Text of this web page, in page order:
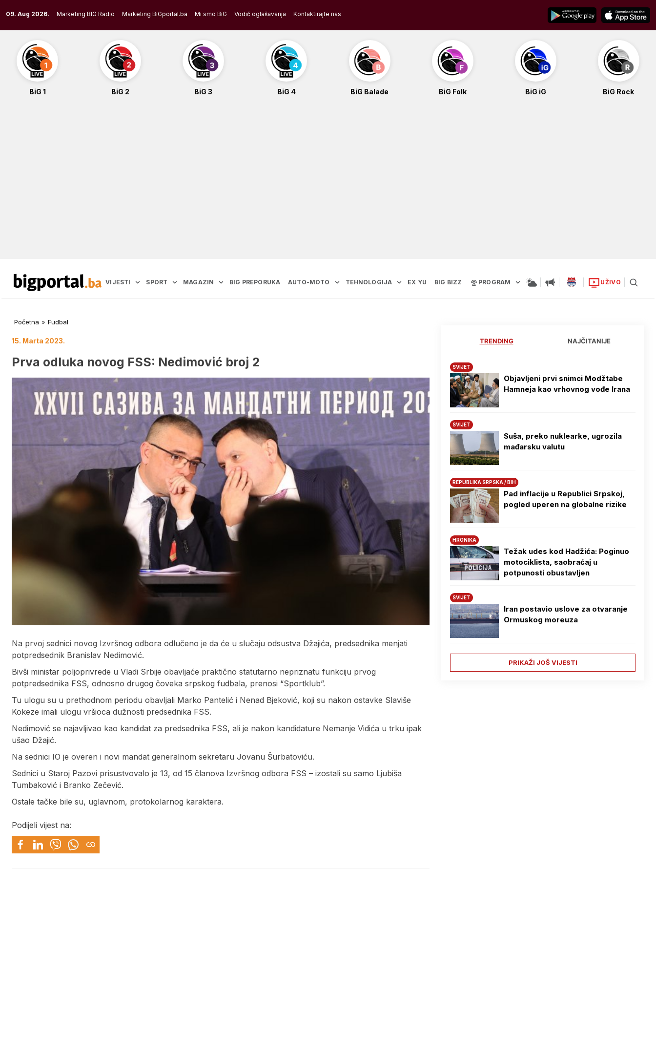
to
content
09. Aug 2026. Marketing BIG Radio Marketing BiGportal.ba Mi smo BiG Vodič oglašavanja Kontaktirajte nas
BiG 1 BiG 2 BiG 3 BiG 4 BiG Balade BiG Folk BiG iG BiG Rock
VIJESTI SPORT MAGAZIN BIG PREPORUKA AUTO-MOTO TEHNOLOGIJA EX YU BIG BIZZ PROGRAM UŽIVO
Početna » Fudbal
15. Marta 2023.
Prva odluka novog FSS: Nedimović broj 2
Na prvoj sednici novog Izvršnog odbora odlučeno je da će u slučaju odsustva Džajića, predsednika menjati
potpredsednik Branislav Nedimović.
Bivši ministar poljoprivrede u Vladi Srbije obavljaće praktično statutarno nepriznatu funkciju prvog
potpredsednika FSS, odnosno drugog čoveka srpskog fudbala, prenosi “Sportklub”.
Tu ulogu su u prethodnom periodu obavljali Marko Pantelić i Nenad Bjeković, koji su nakon ostavke Slaviše
Kokeze imali ulogu vršioca dužnosti predsednika FSS.
Nedimović se najavljivao kao kandidat za predsednika FSS, ali je nakon kandidature Nemanje Vidića u trku ipak
ušao Džajić.
Na sednici IO je overen i novi mandat generalnom sekretaru Jovanu Šurbatoviću.
Sednici u Staroj Pazovi prisustvovalo je 13, od 15 članova Izvršnog odbora FSS – izostali su samo Ljubiša
Tumbaković i Branko Zečević.
Ostale tačke bile su, uglavnom, protokolarnog karaktera.
Podijeli vijest na:
TRENDING NAJČITANIJE
SVIJET
Objavljeni prvi snimci Modžtabe
Hamneja kao vrhovnog vođe Irana
SVIJET
Suša, preko nuklearke, ugrozila
mađarsku valutu
REPUBLIKA SRPSKA / BIH
Pad inflacije u Republici Srpskoj,
pogled uperen na globalne rizike
HRONIKA
Težak udes kod Hadžića: Poginuo
motociklista, saobraćaj u
potpunosti obustavljen
SVIJET
Iran postavio uslove za otvaranje
Ormuskog moreuza
PRIKAŽI JOŠ VIJESTI